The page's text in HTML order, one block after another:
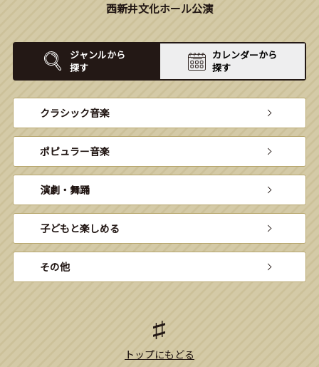
西新井文化ホール公演
ジャンルから
探す
カレンダーから
探す
クラシック音楽
ポピュラー音楽
演劇・舞踊
子どもと楽しめる
その他
トップにもどる